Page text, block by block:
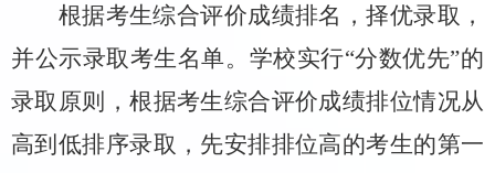
根据考生综合评价成绩排名，择优录取，
并公示录取考生名单。学校实行“分数优先”的
录取原则，根据考生综合评价成绩排位情况从
高到低排序录取，先安排排位高的考生的第一